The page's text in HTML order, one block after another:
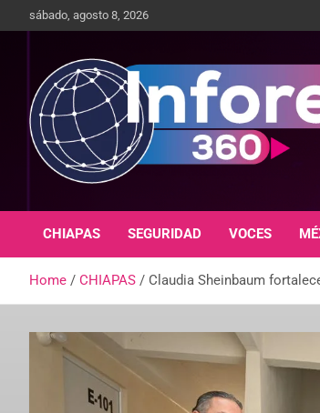
sábado, agosto 8, 2026
infored360.mx
CHIAPAS SEGURIDAD VOCES
Home CHIAPAS Claudia Sheinbaum